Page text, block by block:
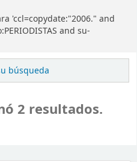
'ccl=copydate:"2006." and
and su-
búsqueda
2 resultados.